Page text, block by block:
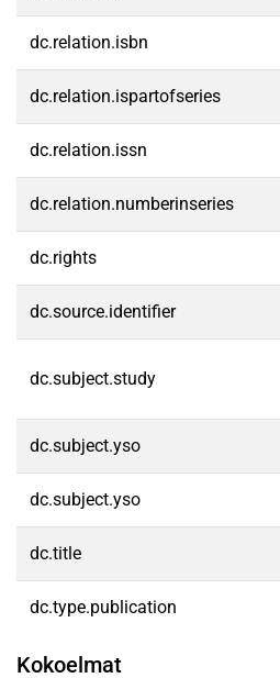
dc.relation.isbn
dc.relation.ispartofseries
dc.relation.issn
dc.relation.numberinseries
dc.rights
dc.source.identifier
dc.subject.study
dc.subject.yso
dc.subject.yso
dc.title
dc.type.publication
Kokoelmat